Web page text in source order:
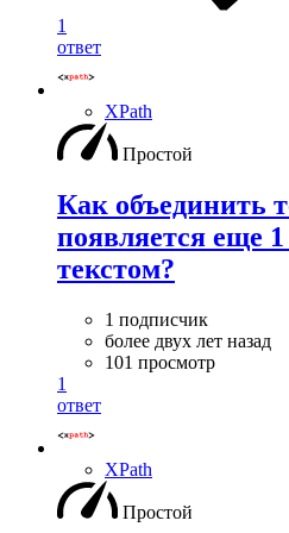
1
ответ
XPath
Простой
Как объединить
появляется еще
текстом?
1 подписчик
более двух лет назад
101 просмотр
1
ответ
XPath
Простой